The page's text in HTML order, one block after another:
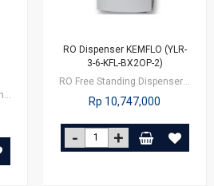
Astroboy dari Kemflo adalah alat reverse osmosis yang dilengkapi dengan botol…
RO Dispenser KEMFLO (YLR-
3-6-KFL-BX2OP-2)
RO Free Standing Dispenser dari Kemflo, adalah RO dispenser yang dilengkapi…
Rp 10,747,000